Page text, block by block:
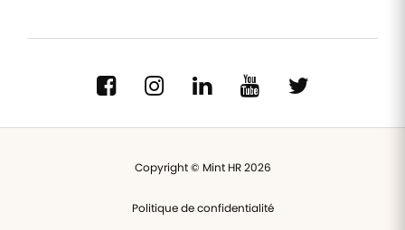
Copyright © Mint HR 2026
Politique de confidentialité